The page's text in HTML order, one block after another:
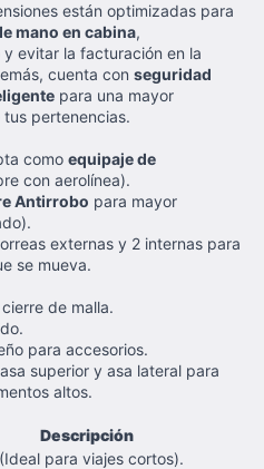
están optimizadas para
mano en cabina,
evitar la facturación en la
cuenta con seguridad
para una mayor
pertenencias.
como equipaje de
con aerolínea).
Antirrobo para mayor
externas y 2 internas para
se mueva.
de malla.
para accesorios.
superior y asa lateral para
altos.
Descripción
para viajes cortos).